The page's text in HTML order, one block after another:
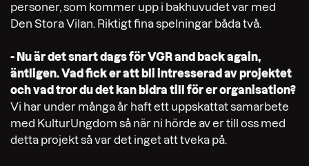
personer, som kommer upp i bakhuvudet var med
Den Stora Vilan. Riktigt fina spelningar båda två.
- Nu är det snart dags för VGR and back again,
äntligen. Vad fick er att bli intresserad av projektet
och vad tror du det kan bidra till för er organisation?
Vi har under många år haft ett uppskattat samarbete
med KulturUngdom så när ni hörde av er till oss med
detta projekt så var det inget att tveka på.